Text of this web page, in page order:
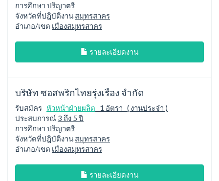
การศึกษา ปริญาตรี
จังหวัดที่ปฎิบัติงาน สมุทรสาคร
อำเภอ/เขต เมืองสมุทรสาคร
รายละเอียดงาน
บริษัท ซอสพริกไทยรุ่งเรือง จำกัด
รับสมัคร หัวหน้าฝ่ายผลิต 1 อัตรา ( งานประจำ )
ประสบการณ์ 3 ถึง 5 ปี
การศึกษา ปริญาตรี
จังหวัดที่ปฎิบัติงาน สมุทรสาคร
อำเภอ/เขต เมืองสมุทรสาคร
รายละเอียดงาน